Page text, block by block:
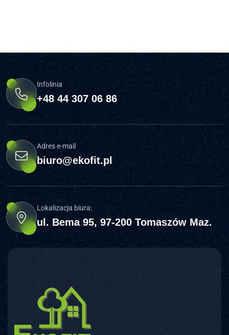
Infolinia
+48 44 307 06 86
Adres e-mail
biuro@ekofit.pl
Lokalizacja biura:
ul. Bema 95, 97-200 Tomaszów Maz.